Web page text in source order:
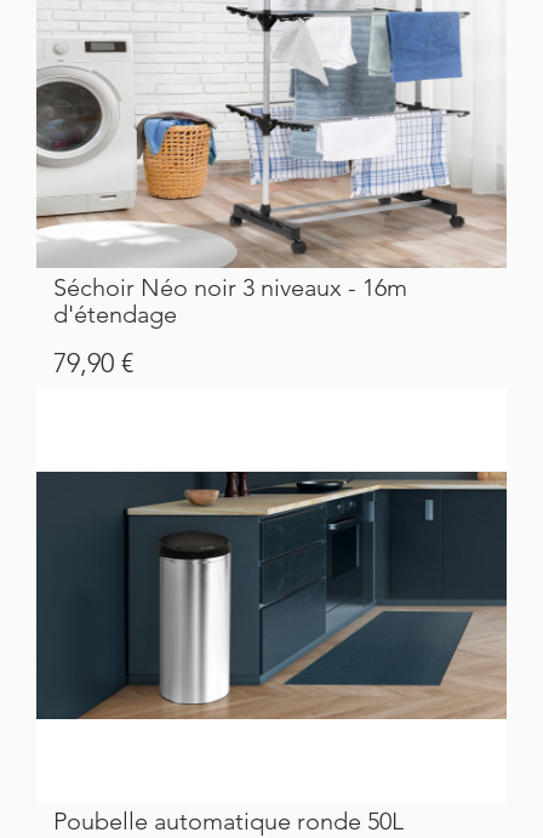
Séchoir Néo noir 3 niveaux - 16m
d'étendage
Prix
79,90 €
Poubelle automatique ronde 50L